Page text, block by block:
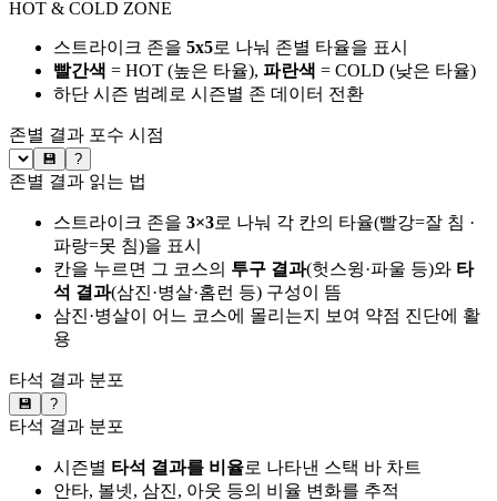
HOT & COLD ZONE
스트라이크 존을 5x5로 나눠 존별 타율을 표시
빨간색 = HOT (높은 타율), 파란색 = COLD (낮은 타율)
하단 시즌 범례로 시즌별 존 데이터 전환
존별 결과 포수 시점
💾 ?
존별 결과 읽는 법
스트라이크 존을 3×3로 나눠 각 칸의 타율(빨강=잘 침 ·
파랑=못 침)을 표시
칸을 누르면 그 코스의 투구 결과(헛스윙·파울 등)와 타
석 결과(삼진·병살·홈런 등) 구성이 뜸
삼진·병살이 어느 코스에 몰리는지 보여 약점 진단에 활
용
타석 결과 분포
💾 ?
타석 결과 분포
시즌별 타석 결과를 비율로 나타낸 스택 바 차트
안타, 볼넷, 삼진, 아웃 등의 비율 변화를 추적